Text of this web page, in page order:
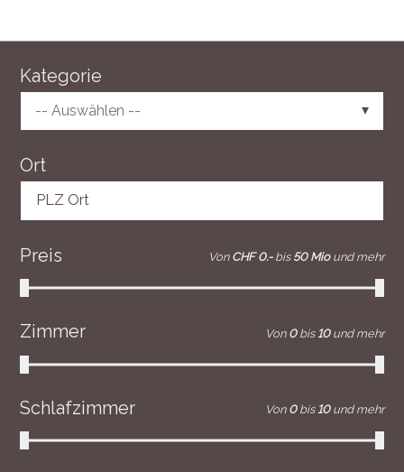
Kategorie
-- Auswählen --
Ort
PLZ Ort
Preis Von CHF 0.- bis 50 Mio und mehr
Zimmer Von 0 bis 10 und mehr
Schlafzimmer Von 0 bis 10 und mehr